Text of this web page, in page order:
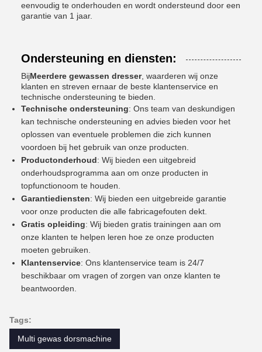
eenvoudig te onderhouden en wordt ondersteund door een
garantie van 1 jaar.
Ondersteuning en diensten:
BijMeerdere gewassen dresser, waarderen wij onze
klanten en streven ernaar de beste klantenservice en
technische ondersteuning te bieden.
Technische ondersteuning: Ons team van deskundigen
kan technische ondersteuning en advies bieden voor het
oplossen van eventuele problemen die zich kunnen
voordoen bij het gebruik van onze producten.
Productonderhoud: Wij bieden een uitgebreid
onderhoudsprogramma aan om onze producten in
topfunctionoom te houden.
Garantiediensten: Wij bieden een uitgebreide garantie
voor onze producten die alle fabricagefouten dekt.
Gratis opleiding: Wij bieden gratis trainingen aan om
onze klanten te helpen leren hoe ze onze producten
moeten gebruiken.
Klantenservice: Ons klantenservice team is 24/7
beschikbaar om vragen of zorgen van onze klanten te
beantwoorden.
Tags:
Multi gewas dorsmachine